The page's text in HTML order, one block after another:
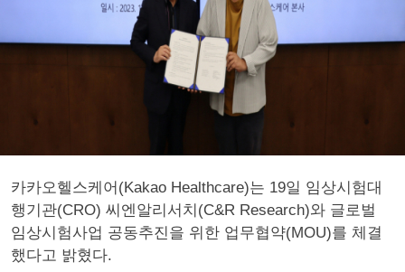
카카오헬스케어(Kakao Healthcare)는 19일 임상시험대
행기관(CRO) 씨엔알리서치(C&R Research)와 글로벌
임상시험사업 공동추진을 위한 업무협약(MOU)를 체결
했다고 밝혔다.